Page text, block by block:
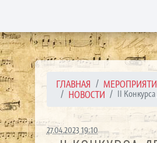
ГЛАВНАЯ
НОВОСТИ
II Конкурса
27.04.2023 19:10